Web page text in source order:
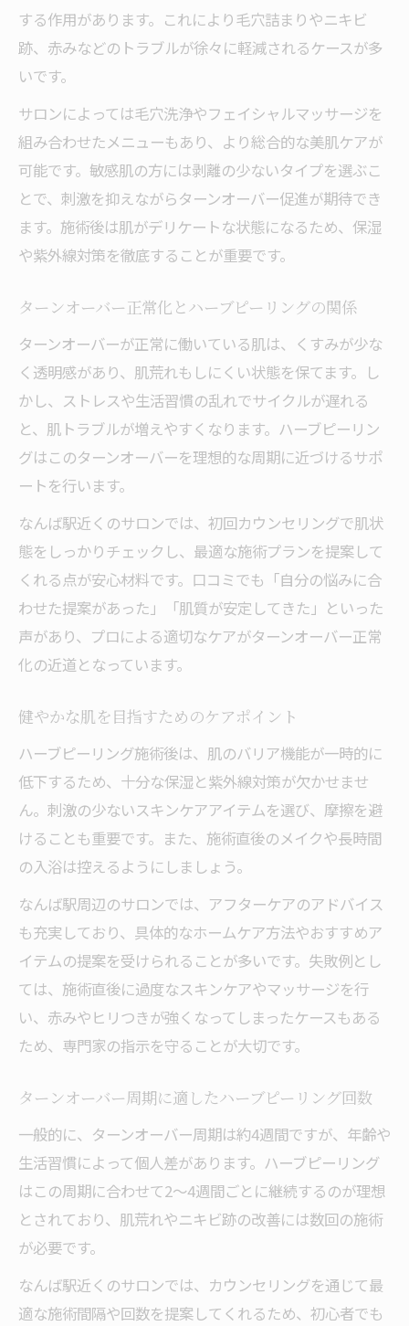
する作用があります。これにより毛穴詰まりやニキビ
跡、赤みなどのトラブルが徐々に軽減されるケースが多
いです。
サロンによっては毛穴洗浄やフェイシャルマッサージを
組み合わせたメニューもあり、より総合的な美肌ケアが
可能です。敏感肌の方には剥離の少ないタイプを選ぶこ
とで、刺激を抑えながらターンオーバー促進が期待でき
ます。施術後は肌がデリケートな状態になるため、保湿
や紫外線対策を徹底することが重要です。
ターンオーバー正常化とハーブピーリングの関係
ターンオーバーが正常に働いている肌は、くすみが少な
く透明感があり、肌荒れもしにくい状態を保てます。し
かし、ストレスや生活習慣の乱れでサイクルが遅れる
と、肌トラブルが増えやすくなります。ハーブピーリン
グはこのターンオーバーを理想的な周期に近づけるサポ
ートを行います。
なんば駅近くのサロンでは、初回カウンセリングで肌状
態をしっかりチェックし、最適な施術プランを提案して
くれる点が安心材料です。口コミでも「自分の悩みに合
わせた提案があった」「肌質が安定してきた」といった
声があり、プロによる適切なケアがターンオーバー正常
化の近道となっています。
健やかな肌を目指すためのケアポイント
ハーブピーリング施術後は、肌のバリア機能が一時的に
低下するため、十分な保湿と紫外線対策が欠かせませ
ん。刺激の少ないスキンケアアイテムを選び、摩擦を避
けることも重要です。また、施術直後のメイクや長時間
の入浴は控えるようにしましょう。
なんば駅周辺のサロンでは、アフターケアのアドバイス
も充実しており、具体的なホームケア方法やおすすめア
イテムの提案を受けられることが多いです。失敗例とし
ては、施術直後に過度なスキンケアやマッサージを行
い、赤みやヒリつきが強くなってしまったケースもある
ため、専門家の指示を守ることが大切です。
ターンオーバー周期に適したハーブピーリング回数
一般的に、ターンオーバー周期は約4週間ですが、年齢や
生活習慣によって個人差があります。ハーブピーリング
はこの周期に合わせて2～4週間ごとに継続するのが理想
とされており、肌荒れやニキビ跡の改善には数回の施術
が必要です。
なんば駅近くのサロンでは、カウンセリングを通じて最
適な施術間隔や回数を提案してくれるため、初心者でも